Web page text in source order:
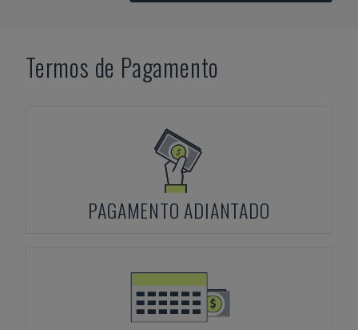
Termos de Pagamento
PAGAMENTO ADIANTADO